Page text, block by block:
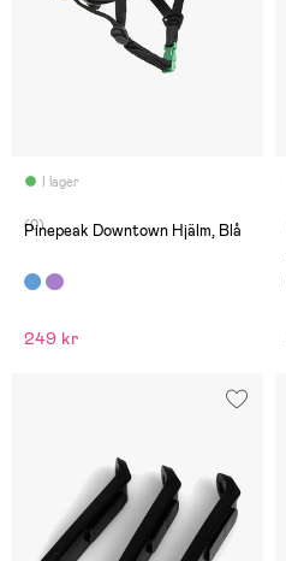
I lager
(0)
Pinepeak Downtown Hjälm, Blå
249 kr